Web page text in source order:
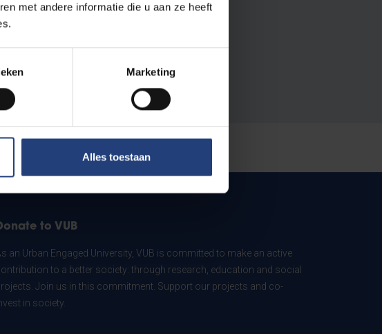
met andere informatie die u aan ze heeft
Marketing
Alles toestaan
to VUB
an Urban Engaged University, VUB is committed to make an active
to a better society: through research, education and social
Join us in this commitment. Support our projects and co-
in society.